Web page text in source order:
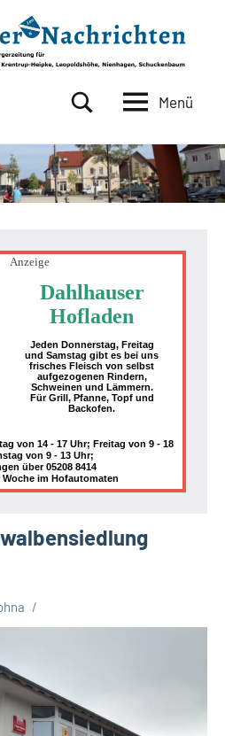
Menü
Anzeige
Dahlhauser
Hofladen
Jeden Donnerstag, Freitag
und Samstag gibt es bei uns
frisches Fleisch von selbst
aufgezogenen Rindern,
Schweinen und Lämmern.
Für Grill, Pfanne, Topf und
Backofen.
von 14 - 17 Uhr; Freitag von 9 - 18
von 9 - 13 Uhr;
über 05208 8414
im Hofautomaten